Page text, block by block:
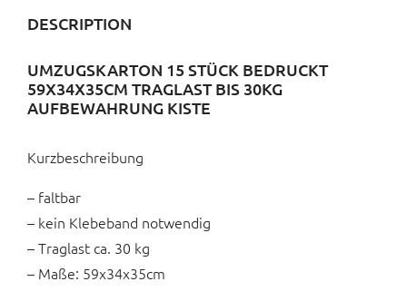
DESCRIPTION
UMZUGSKARTON 15 STÜCK BEDRUCKT
59X34X35CM TRAGLAST BIS 30KG
AUFBEWAHRUNG KISTE
Kurzbeschreibung
– faltbar
– kein Klebeband notwendig
– Traglast ca. 30 kg
– Maße: 59x34x35cm